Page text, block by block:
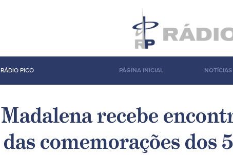
RÁDIO PICO PÁGINA INICIAL NOTÍCIAS
Madalena recebe
das comemorações dos